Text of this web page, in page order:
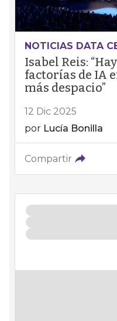
NOTICIAS DATA
Isabel Reis:
factorías de IA
más despacio”
12 Dic 2025
por Lucía Bonilla
Compartir